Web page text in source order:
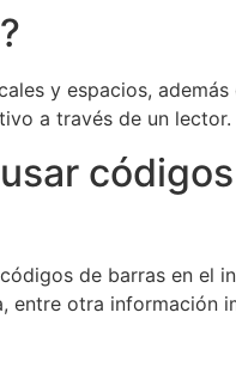
y espacios,
a través de un lector.
de barras en el
entre otra información